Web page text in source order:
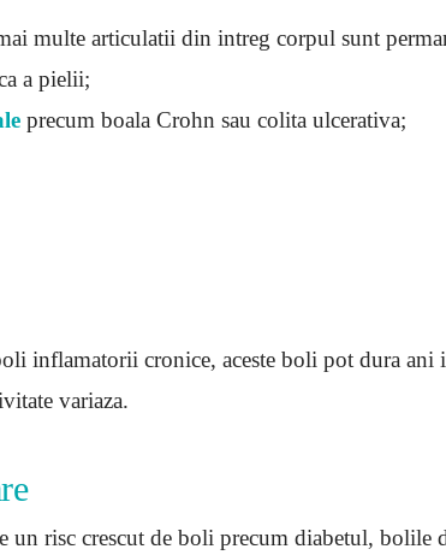
multe articulatii din intreg corpul sunt
a pielii;
precum boala Crohn sau colita ulcerativa;
inflamatorii cronice, aceste boli pot dura ani
variaza.
un risc crescut de boli precum diabetul, bolile